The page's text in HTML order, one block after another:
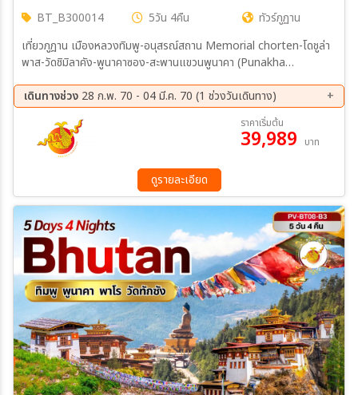
เฉพาะเดือน
เฉพาะเทศกาล
ค้นหา
BT_B300014 5วัน 4คืน
ทัวร์ภูฏาน
เที่ยวภูฎาน เมืองหลวงทิมพู-อนุสรณ์สถาน Memorial chorten-โดชูล่า
พาส-วัดชิมิลาคัง-พูนาคาซอง-สะพานแขวนพูนาคา (Punakha
พระศรีสัจจธรรม-สวนสัตว์แห่งชาติ-จุดชมวิวซังเกกัง-เมืองพาโร เมืองพา
โร-วัดทักซัง (Tiger's Nest)-ถนนพาโร
เดินทางช่วง 28 ก.พ. 70 - 04 มี.ค. 70 (1 ช่วงวันเดินทาง)
28 ก.พ. 70 - 04 มี.ค 70 ราคาเริ่มต้น
39,989 บาท
ดูรายละเอียด